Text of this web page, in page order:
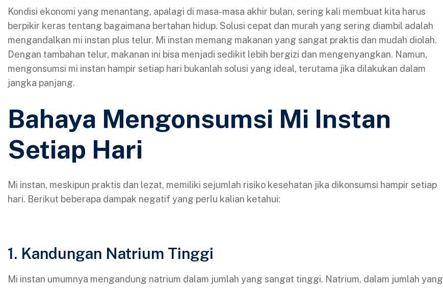
Kondisi ekonomi yang menantang, apalagi di masa-masa akhir bulan, sering kali membuat kita harus
berpikir keras tentang bagaimana bertahan hidup. Solusi cepat dan murah yang sering diambil adalah
mengandalkan mi instan plus telur. Mi instan memang makanan yang sangat praktis dan mudah diolah.
Dengan tambahan telur, makanan ini bisa menjadi sedikit lebih bergizi dan mengenyangkan. Namun,
mengonsumsi mi instan hampir setiap hari bukanlah solusi yang ideal, terutama jika dilakukan dalam
jangka panjang.
Bahaya Mengonsumsi Mi Instan
Setiap Hari
Mi instan, meskipun praktis dan lezat, memiliki sejumlah risiko kesehatan jika dikonsumsi hampir setiap
hari. Berikut beberapa dampak negatif yang perlu kalian ketahui:
1. Kandungan Natrium Tinggi
Mi instan umumnya mengandung natrium dalam jumlah yang sangat tinggi. Natrium, dalam jumlah yang